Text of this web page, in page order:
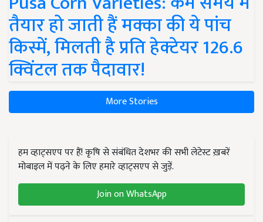
तैयार हो जाती हैं मक्का की ये पांच
किस्में, मिलती है प्रति हेक्टेयर 126.6
क्विंटल तक पैदावार!
More Stories
हम व्हाट्सएप पर हैं! कृषि से संबंधित देशभर की सभी लेटेस्ट ख़बरें
मोबाइल में पढ़ने के लिए हमारे व्हाट्सएप से जुड़ें.
Join on WhatsApp